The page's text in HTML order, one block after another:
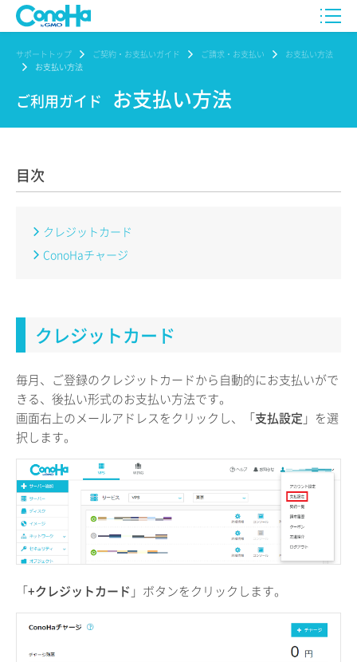
サポートトップ ご契約・お支払いガイド ご請求・お支払い
お支払い方法
お支払い方法
ご利用ガイド お支払い方法
目次
クレジットカード
ConoHaチャージ
クレジットカード
毎月、ご登録のクレジットカードから自動的にお支払いがで
きる、後払い形式のお支払い方法です。
画面右上のメールアドレスをクリックし、「支払設定 」を選
択します。
「+クレジットカード 」ボタンをクリックします。